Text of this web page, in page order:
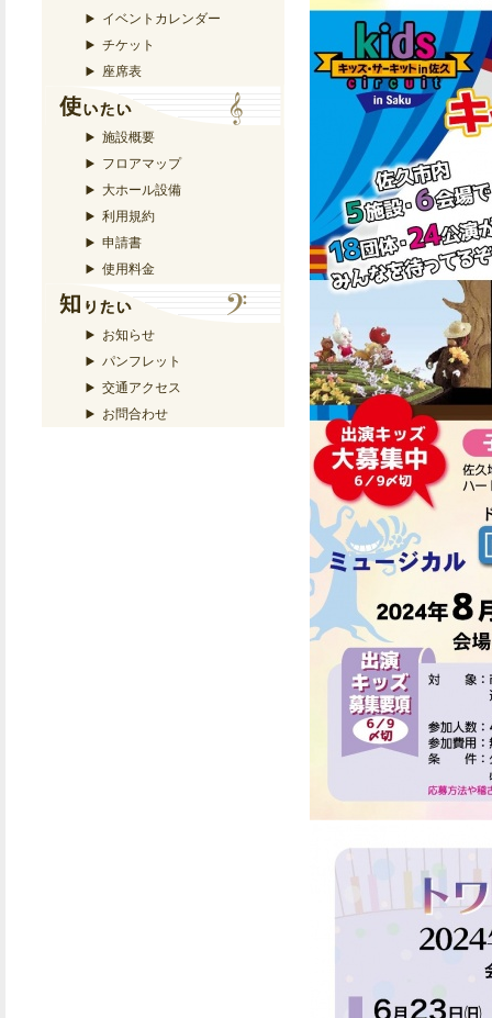
イベントカレンダー
チケット
座席表
施設概要
フロアマップ
大ホール設備
利用規約
申請書
使用料金
お知らせ
パンフレット
交通アクセス
お問合わせ